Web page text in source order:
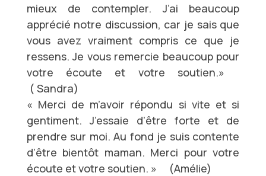
mieux de contempler. J’ai beaucoup
apprécié notre discussion, car je sais que
vous avez vraiment compris ce que je
ressens. Je vous remercie beaucoup pour
votre écoute et votre soutien.»
( Sandra)
« Merci de m’avoir répondu si vite et si
gentiment. J’essaie d’être forte et de
prendre sur moi. Au fond je suis contente
d’être bientôt maman. Merci pour votre
écoute et votre soutien. »
(Amélie)